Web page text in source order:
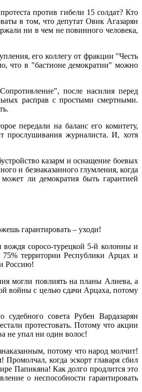
против гибели 15 солдат? Кто
в том, что депутат Овик Агазарян
ни в чем не повинного человека,
его коллегу от фракции "Честь
что в "бастионе демократии" можно
после насилия перед
расправ с простыми смертными.
передали на баланс его комитету,
прослушивания журналиста. И, хотя
казарм и оснащение боевых
и безнаказанного глумления, когда
ли демократия быть гарантией
гарантировать – уходи!
соросо-турецкой 5-й колонны и
территории Республики Арцах и
Россию!
могли повлиять на планы Алиева, а
войны с целью сдачи Арцаха, потому
совета Рубен Вардазарян
протестовать. Потому что акции
не упал ни один волос!
потому что народ молчит!
когда эскорт главаря сбил
Папикяна! Как долго продлится это
о неспособности гарантировать